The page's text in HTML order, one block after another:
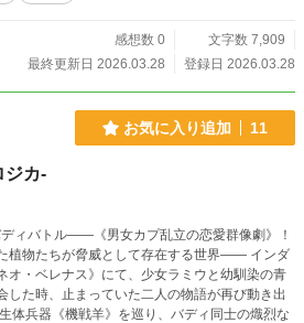
感想数 0
文字数 7,909
最終更新日 2026.03.28
登録日 2026.03.28
お気に入り追加 11
ジカ-
ィバトル――《男女カプ乱立の恋愛群像劇》！
植物たちが脅威として存在する世界―― インダ
オ・ベレナス》にて、少女ラミウと幼馴染の青
した時、止まっていた二人の物語が再び動き出
体兵器《機戦羊》を巡り、バディ同士の熾烈な